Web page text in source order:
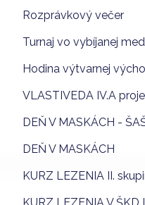
Rozprávkový večer
Turnaj vo vybíjanej
Hodina výtvarnej
VLASTIVEDA IV.A
DEŇ V MASKÁCH -
DEŇ V MASKÁCH
KURZ LEZENIA II.